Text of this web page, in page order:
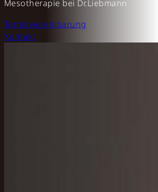
Mesotherapie bei Dr.Liebmann
Terminvereinbarung
Kontakt